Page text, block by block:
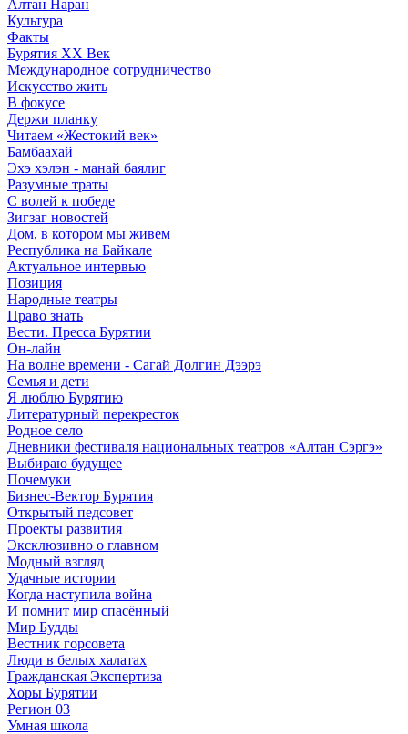
Алтан Наран
Культура
Факты
Бурятия XX Век
Международное сотрудничество
Искусство жить
В фокусе
Держи планку
Читаем «Жестокий век»
Бамбаахай
Эхэ хэлэн - манай баялиг
Разумные траты
С волей к победе
Зигзаг новостей
Дом, в котором мы живем
Республика на Байкале
Актуальное интервью
Позиция
Народные театры
Право знать
Вести. Пресса Бурятии
Он-лайн
На волне времени - Сагай Долгин Дээрэ
Семья и дети
Я люблю Бурятию
Литературный перекресток
Родное село
Дневники фестиваля национальных театров «Алтан Сэргэ»
Выбираю будущее
Почемуки
Бизнес-Вектор Бурятия
Открытый педсовет
Проекты развития
Эксклюзивно о главном
Модный взгляд
Удачные истории
Когда наступила война
И помнит мир спасённый
Мир Будды
Вестник горсовета
Люди в белых халатах
Гражданская Экспертиза
Хоры Бурятии
Регион 03
Умная школа